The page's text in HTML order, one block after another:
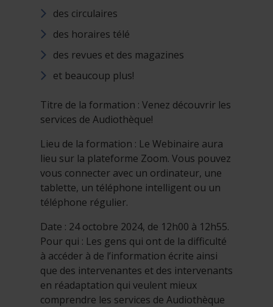
des circulaires
des horaires télé
des revues et des magazines
et beaucoup plus!
Titre de la formation : Venez découvrir les
services de Audiothèque!
Lieu de la formation : Le Webinaire aura
lieu sur la plateforme Zoom. Vous pouvez
vous connecter avec un ordinateur, une
tablette, un téléphone intelligent ou un
téléphone régulier.
Date : 24 octobre 2024, de 12h00 à 12h55.
Pour qui : Les gens qui ont de la difficulté
à accéder à de l’information écrite ainsi
que des intervenantes et des intervenants
en réadaptation qui veulent mieux
comprendre les services de Audiothèque